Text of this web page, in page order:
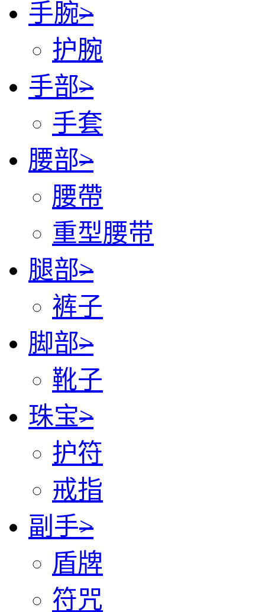
手腕>
护腕
手部>
手套
腰部>
腰帶
重型腰带
腿部>
裤子
脚部>
靴子
珠宝>
护符
戒指
副手>
盾牌
符咒